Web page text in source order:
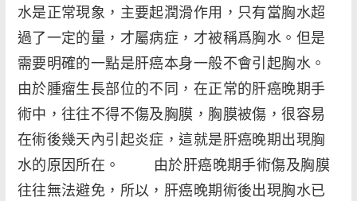
疾病
水是正常現象，主要起潤滑作用，只有當胸水超
過了一定的量，才屬病症，才被稱爲胸水。但是
需要明確的一點是肝癌本身一般不會引起胸水。
由於腫瘤生長部位的不同，在正常的肝癌晚期手
術中，往往不得不傷及胸膜，胸膜被傷，很容易
在術後幾天內引起炎症，這就是肝癌晚期出現胸
水的原因所在。 由於肝癌晚期手術傷及胸膜
往往無法避免，所以，肝癌晚期術後出現胸水已